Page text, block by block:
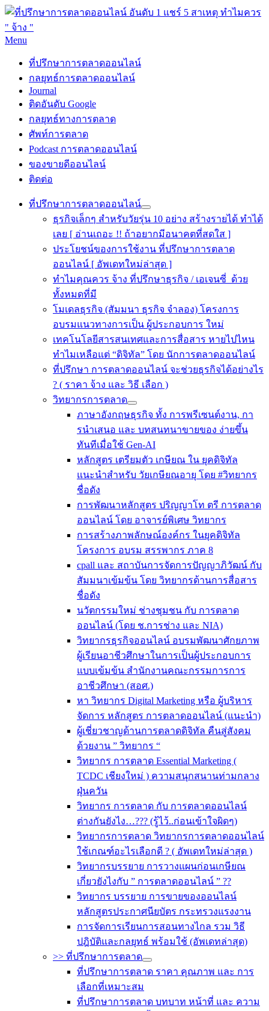
จ้าง "
Skip
content
Menu
ที่ปรึกษาการตลาดออนไลน์
กลยุทธ์การตลาดออนไลน์
Journal
ติดอันดับ Google
กลยุทธ์ทางการตลาด
ศัพท์การตลาด
Podcast การตลาดออนไลน์
ของขายดีออนไลน์
ติดต่อ
ที่ปรึกษาการตลาดออนไลน์
ธุรกิจเล็กๆ สำหรับวัยรุ่น 10 อย่าง สร้างรายได้ ทำได้
เลย [ อ่านเถอะ !! ถ้าอยากมีอนาคตที่สดใส ]
ประโยชน์ของการใช้งาน ที่ปรึกษาการตลาด
ออนไลน์ [ อัพเดทใหม่ล่าสุด ]
ทำไมคุณควร จ้าง ที่ปรึกษาธุรกิจ / เอเจนซี่ ด้วย
ทั้งหมดที่มี
โมเดลธุรกิจ (สัมมนา ธุรกิจ จำลอง) โครงการ
อบรมแนวทางการเป็น ผู้ประกอบการ ใหม่
เทคโนโลยีสารสนเทศและการสื่อสาร หายไปไหน
ทำไมเหลือแต่ “ดิจิทัล” โดย นักการตลาดออนไลน์
ที่ปรึกษา การตลาดออนไลน์ จะช่วยธุรกิจได้อย่างไร
? ( ราคา จ้าง และ วิธี เลือก )
วิทยากรการตลาด
ภาษาอังกฤษธุรกิจ ทั้ง การพรีเซนต์งาน, กา
รนําเสนอ และ บทสนทนาขายของ ง่ายขึ้น
ทันทีเมื่อใช้ Gen-AI
หลักสูตร เตรียมตัว เกษียณ ใน ยุคดิจิทัล
แนะนำสำหรับ วัยเกษียณอายุ โดย #วิทยากร
ชื่อดัง
การพัฒนาหลักสูตร ปริญญาโท ตรี การตลาด
ออนไลน์ โดย อาจารย์พิเศษ วิทยากร
การสร้างภาพลักษณ์องค์กร ในยุคดิจิทัล
โครงการ อบรม สรรพากร ภาค 8
cpall และ สถาบันการจัดการปัญญาภิวัฒน์ กับ
สัมมนาเข้มข้น โดย วิทยากรด้านการสื่อสาร
ชื่อดัง
นวัตกรรมใหม่ ช่างชุมชน กับ การตลาด
ออนไลน์ (โดย ช.การช่าง และ NIA)
วิทยากรธุรกิจออนไลน์ อบรมพัฒนาศักยภาพ
ผู้เรียนอาชีวศึกษาในการเป็นผู้ประกอบการ
แบบเข้มข้น สำนักงานคณะกรรมการการ
อาชีวศึกษา (สอศ.)
หา วิทยากร Digital Marketing หรือ ผู้บริหาร
จัดการ หลักสูตร การตลาดออนไลน์ (แนะนำ)
ผู้เชี่ยวชาญด้านการตลาดดิจิทัล คืนสู่สังคม
ด้วยงาน ” วิทยากร “
วิทยากร การตลาด Essential Marketing (
TCDC เชียงใหม่ ) ความสนุกสนานท่ามกลาง
ฝุ่นควัน
วิทยากร การตลาด กับ การตลาดออนไลน์
ต่างกันยังไง…??? (รู้ไว้..ก่อนเข้าใจผิดๆ)
วิทยากรการตลาด วิทยากรการตลาดออนไลน์
ใช้เกณฑ์อะไรเลือกดี ? ( อัพเดทใหม่ล่าสุด )
วิทยากรบรรยาย การวางแผนก่อนเกษียณ
เกี่ยวยังไงกับ ” การตลาดออนไลน์ ” ??
วิทยากร บรรยาย การขายของออนไลน์
หลักสูตรประกาศนียบัตร กระทรวงแรงงาน
การจัดการเรียนการสอนทางไกล รวม วิธี
ปฎิบัติและกลยุทธ์ พร้อมใช้ (อัพเดทล่าสุด)
>> ที่ปรึกษาการตลาด
ที่ปรึกษาการตลาด ราคา คุณภาพ และ การ
เลือกที่เหมาะสม
ที่ปรึกษาการตลาด บทบาท หน้าที่ และ ความ